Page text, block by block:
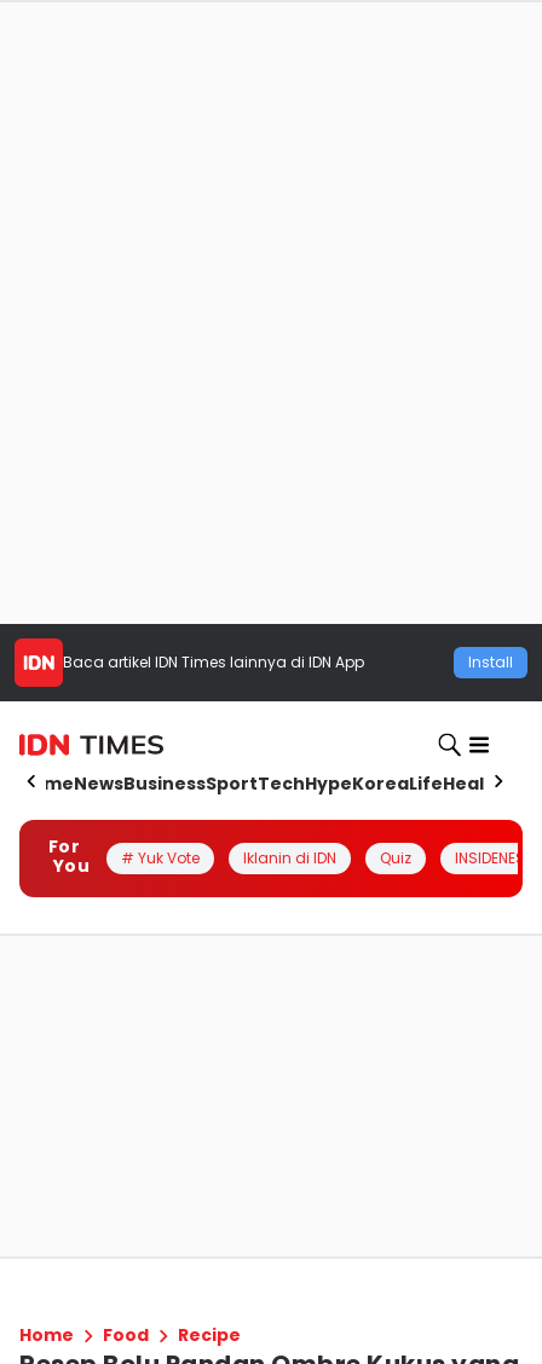
Baca artikel IDN Times lainnya di IDN App Install
HomeNewsBusinessSportTechHypeKoreaLifeHealth
For
You
# Yuk Vote Iklanin di IDN Quiz INSIDENESIA
Home Food Recipe